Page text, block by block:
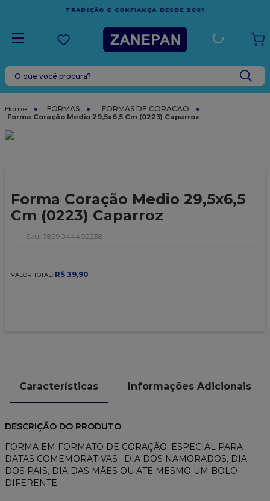
FRETE GRÁTIS
ESPÍRITO SANTO
O que você procura?
FORMAS FORMAS DE CORACAO
Forma Coração Medio 29,5x6,5 Cm (0223) Caparroz
Forma Coração Medio 29,5x6,5
Cm (0223) Caparroz
: 7899044402238
VALOR TOTAL: R$ 39,90
Características Informações Adicionais
DESCRIÇÃO DO PRODUTO
FORMA EM FORMATO DE CORAÇÃO, ESPECIAL PARA
DATAS COMEMORATIVAS , DIA DOS NAMORADOS, DIA
DOS PAIS, DIA DAS MÃES OU ATE MESMO UM BOLO
DIFERENTE.
TERMOS MAIS BUSCADOS
leite condensado
6
granulado
9 º
caixa kraft